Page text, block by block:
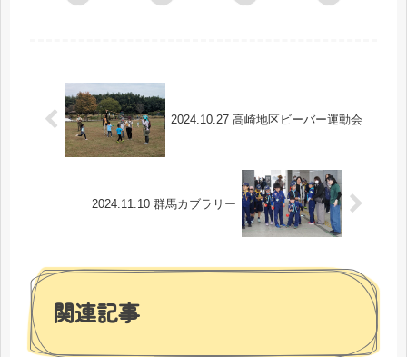
2024.10.27 高崎地区ビーバー運動会
2024.11.10 群馬カブラリー
関連記事